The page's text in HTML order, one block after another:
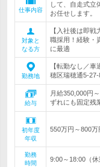
仕事内容
して、自走式立
お任せします。
対象と
なる方
【入社後は即
職採用！経験・
に最適
勤務地
【転勤なし／
穂区瑞穂通
給与
月給350,000円
ずれにも固定残
初年度
年収
550万円～800万
勤務
時間
9:00～18:00（